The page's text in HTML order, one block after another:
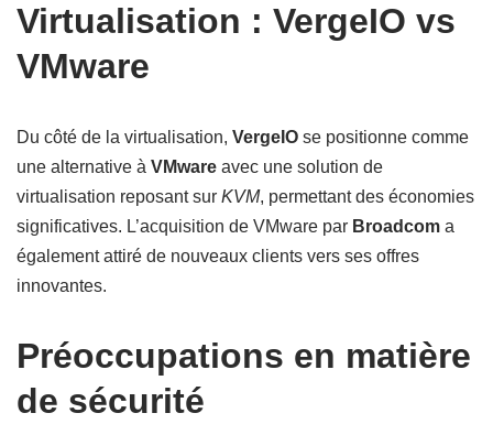
Virtualisation : VergeIO vs
VMware
Du côté de la virtualisation, VergeIO se positionne comme
une alternative à VMware avec une solution de
virtualisation reposant sur KVM, permettant des économies
significatives. L’acquisition de VMware par Broadcom a
également attiré de nouveaux clients vers ses offres
innovantes.
Préoccupations en matière
de sécurité